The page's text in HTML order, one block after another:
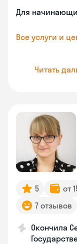
Для
Все услуги и
Читать
5 от
7 отзывов
Окончила